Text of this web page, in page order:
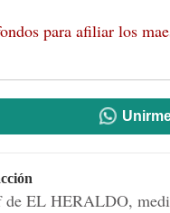
para afiliar los
de EL HERALDO,